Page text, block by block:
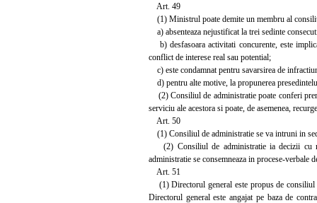
Art. 49
(1) Ministrul poate demite un membru al
a) absenteaza nejustificat la trei sedinte
b) desfasoara activitati concurente, este
conflict de interese real sau potential;
c) este condamnat pentru savarsirea de
d) pentru alte motive, la propunerea
(2) Consiliul de administratie poate conferi
serviciu ale acestora si poate, de asemenea,
Art. 50
(1) Consiliul de administratie se va intruni in
(2) Consiliul de administratie ia decizii cu
administratie se consemneaza in procese-verbale
Art. 51
(1) Directorul general este propus de
Directorul general este angajat pe baza de